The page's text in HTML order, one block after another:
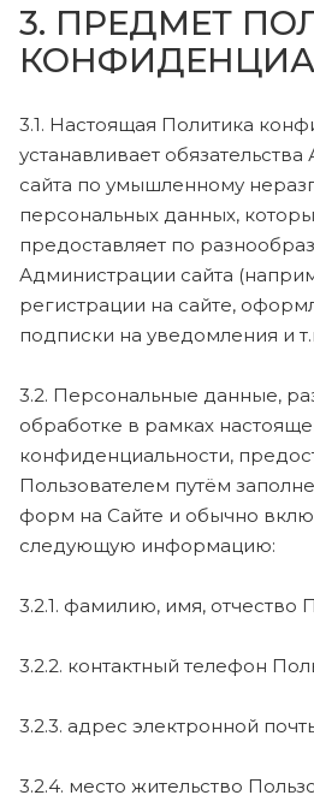
3. ПРЕДМЕТ
3.1. Настоящая Политика
устанавливает
сайта по умышленному
персональных данных,
предоставляет по
Администрации сайта
регистрации на сайте,
подписки на уведомления и
3.2. Персональные данные,
обработке в рамках
конфиденциальности,
Пользователем путём
форм на Сайте и обычно
следующую информацию:
3.2.1. фамилию, имя, отчество
3.2.2. контактный телефон
3.2.3. адрес электронной
3.2.4. место жительство